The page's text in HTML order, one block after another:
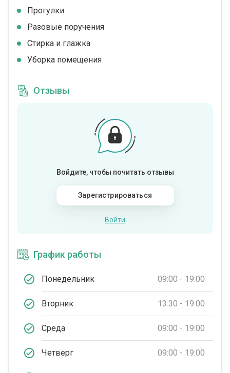
Прогулки
Разовые поручения
Стирка и глажка
Уборка помещения
Отзывы
Войдите, чтобы почитать отзывы
Зарегистрироваться
Войти
График работы
Понедельник 09:00 - 19:00
Вторник 13:30 - 19:00
Среда 09:00 - 19:00
Четверг 09:00 - 19:00